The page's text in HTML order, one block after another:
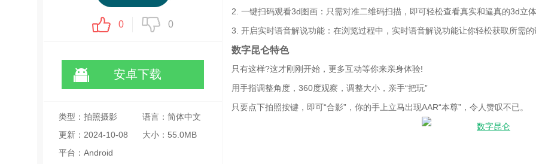
0 0
安卓下载
类型：拍照摄影
语言：简体中文
更新：2024-10-08
11:37:42
大小：55.0MB
平台：Android
2. 一键扫码观看3d图画：只需对准二维码扫描，即可轻松查看真实和逼真的3d立体
3. 开启实时语音解说功能：在浏览过程中，实时语音解说功能让你轻松获取所需的
数字昆仑特色
只有这样?这才刚刚开始，更多互动等你来亲身体验!
用手指调整角度，360度观察，调整大小，亲手“把玩”
只要点下拍照按键，即可“合影”，你的手上立马出现AAR“本尊”，令人赞叹不已。